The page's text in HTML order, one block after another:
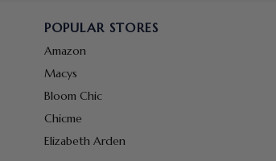
POPULAR STORES
Amazon
Macys
Bloom Chic
Chicme
Elizabeth Arden